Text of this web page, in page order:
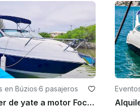
en Búzios·6 pasajeros
Alquiler de yate a motor Focker para niños de 22 pies en Armacao dos Buzios, Brasil